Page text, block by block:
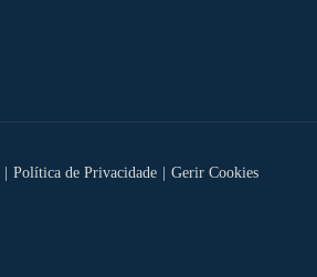
Política de Privacidade Gerir Cookies